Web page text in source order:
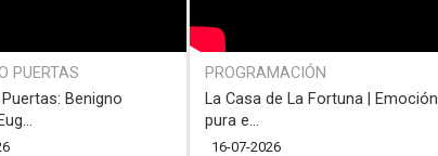
PUERTAS
Benigno
PROGRAMACIÓN
La Casa de La Fortuna | Emoción
pura e...
16-07-2026